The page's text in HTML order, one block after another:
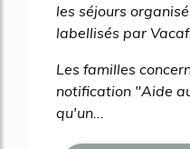
les séjours
labellisés par Vacaf.
Les familles
notification "Aide
qu'un...